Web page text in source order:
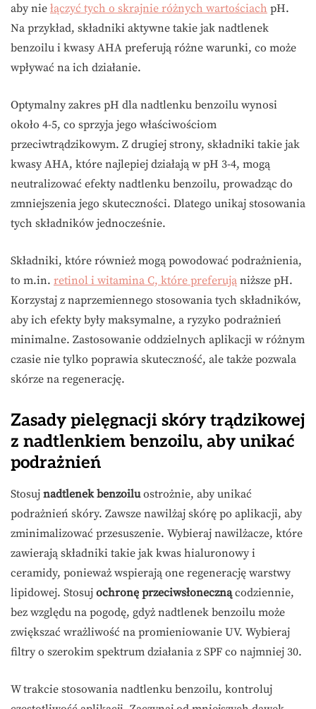
aby nie łączyć tych o skrajnie różnych wartościach pH.
Na przykład, składniki aktywne takie jak nadtlenek
benzoilu i kwasy AHA preferują różne warunki, co może
wpływać na ich działanie.
Optymalny zakres pH dla nadtlenku benzoilu wynosi
około 4-5, co sprzyja jego właściwościom
przeciwtrądzikowym. Z drugiej strony, składniki takie jak
kwasy AHA, które najlepiej działają w pH 3-4, mogą
neutralizować efekty nadtlenku benzoilu, prowadząc do
zmniejszenia jego skuteczności. Dlatego unikaj stosowania
tych składników jednocześnie.
Składniki, które również mogą powodować podrażnienia,
to m.in. retinol i witamina C, które preferują niższe pH.
Korzystaj z naprzemiennego stosowania tych składników,
aby ich efekty były maksymalne, a ryzyko podrażnień
minimalne. Zastosowanie oddzielnych aplikacji w różnym
czasie nie tylko poprawia skuteczność, ale także pozwala
skórze na regenerację.
Zasady pielęgnacji skóry trądzikowej
z nadtlenkiem benzoilu, aby unikać
podrażnień
Stosuj nadtlenek benzoiluostrożnie, aby unikać
podrażnień skóry. Zawsze nawilżaj skórę po aplikacji, aby
zminimalizować przesuszenie. Wybieraj nawilżacze, które
zawierają składniki takie jak kwas hialuronowy i
ceramidy, ponieważ wspierają one regenerację warstwy
lipidowej. Stosuj ochronę przeciwsłonecznącodziennie,
bez względu na pogodę, gdyż nadtlenek benzoilu może
zwiększać wrażliwość na promieniowanie UV. Wybieraj
filtry o szerokim spektrum działania z SPF co najmniej 30.
W trakcie stosowania nadtlenku benzoilu, kontroluj